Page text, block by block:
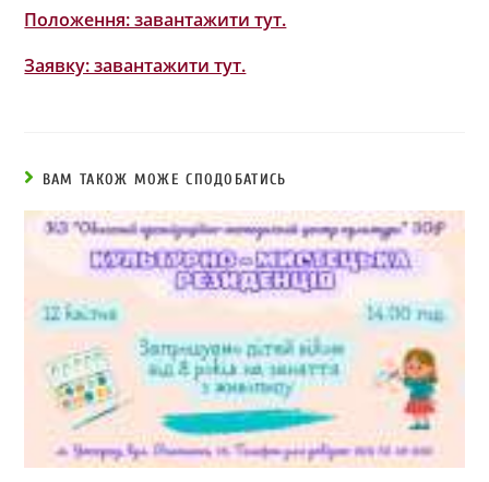
Положення: завантажити тут.
Заявку: завантажити тут.
ВАМ ТАКОЖ МОЖЕ СПОДОБАТИСЬ